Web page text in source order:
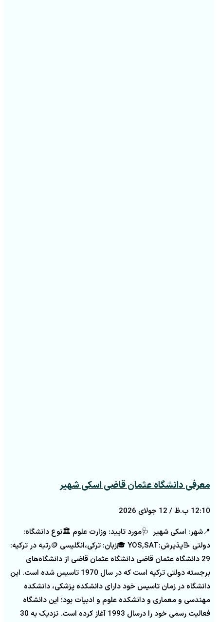
معرفی دانشگاه عثمان قاضی اسکی شهیر
12:10 ب.ظ
📍شهر: اسکی شهیر 🩺مورد تایید: وزارت علوم 🏛️نوع دانشگاه:
دولتی 📝پذیرش:YOS,SAT 🎓زبان: ترکی،انگلیسی 🪙رتبه در ترکیه:
29 دانشگاه عثمان قاضی دانشگاه عثمان قاضی از دانشگاه‌های
برجسته دولتی ترکیه است که در سال 1970 تاسیس شده است. این
دانشگاه در زمان تاسیس خود دارای دانشکده پزشکی، دانشکده
مهندسی و معماری و دانشکده علوم و ادبیات بود؛ این دانشگاه
فعالیت رسمی خود را درسال 1993 آغاز کرده است. نزدیک به 30